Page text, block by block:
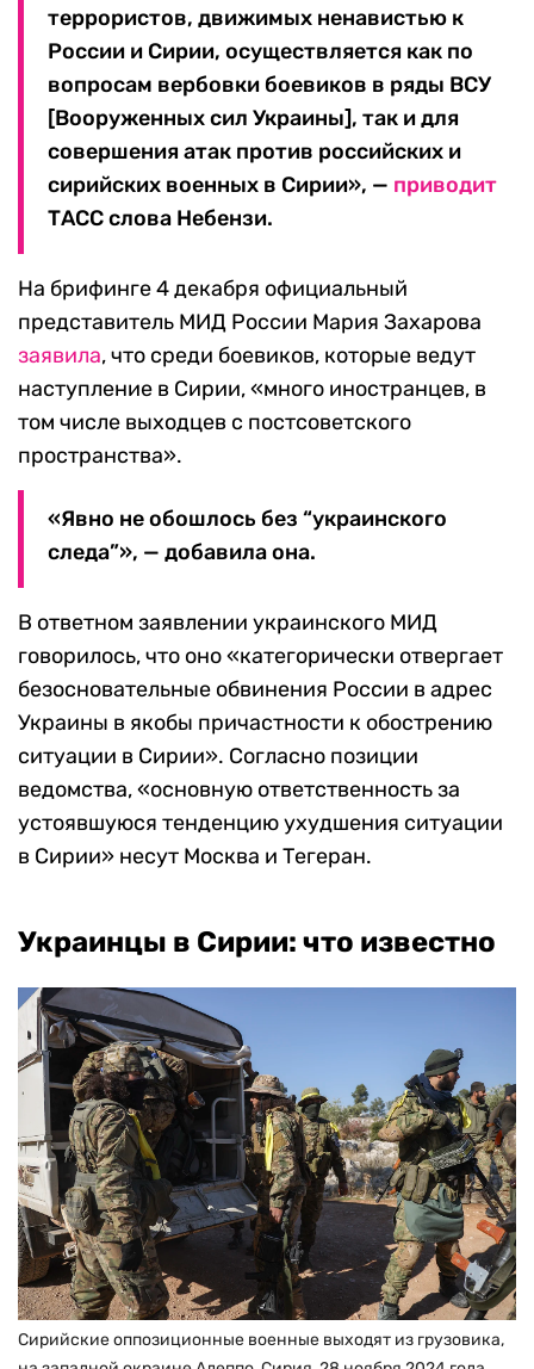
террористов, движимых ненавистью к
России и Сирии, осуществляется как по
вопросам вербовки боевиков в ряды ВСУ
[Вооруженных сил Украины], так и для
совершения атак против российских и
сирийских военных в Сирии», — приводит
ТАСС слова Небензи.
На брифинге 4 декабря официальный
представитель МИД России Мария Захарова
заявила, что среди боевиков, которые ведут
наступление в Сирии, «много иностранцев, в
том числе выходцев с постсоветского
пространства».
«Явно не обошлось без “украинского
следа”», — добавила она.
В ответном заявлении украинского МИД
говорилось, что оно «категорически отвергает
безосновательные обвинения России в адрес
Украины в якобы причастности к обострению
ситуации в Сирии». Согласно позиции
ведомства, «основную ответственность за
устоявшуюся тенденцию ухудшения ситуации
в Сирии» несут Москва и Тегеран.
Украинцы в Сирии: что известно
Сирийские оппозиционные военные выходят из грузовика,